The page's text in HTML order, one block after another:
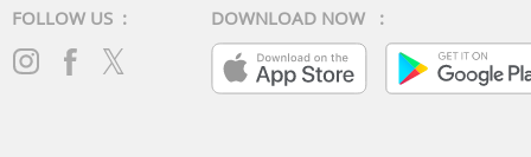
FOLLOW US : DOWNLOAD NOW :